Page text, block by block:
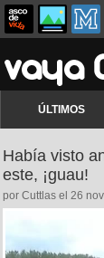
ÚLTIMOS
Había visto
este, ¡guau!
por Cuttlas el 26